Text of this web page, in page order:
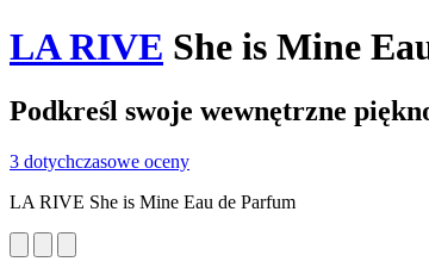
LA RIVE She is Mine
Podkreśl swoje wewnętrzne
3 dotychczasowe oceny
LA RIVE She is Mine Eau de Parfum